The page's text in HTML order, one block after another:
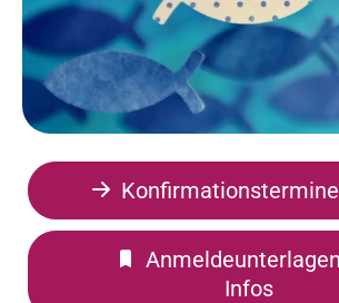
Konfirmationstermine
Infos